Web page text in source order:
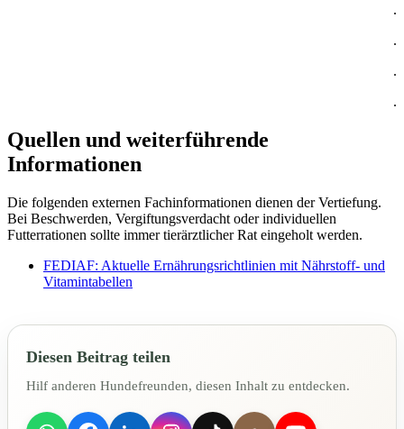
.
.
.
.
Quellen und weiterführende
Informationen
Die folgenden externen Fachinformationen dienen der Vertiefung.
Bei Beschwerden, Vergiftungsverdacht oder individuellen
Futterrationen sollte immer tierärztlicher Rat eingeholt werden.
FEDIAF: Aktuelle Ernährungsrichtlinien mit Nährstoff- und
Vitamintabellen
Diesen Beitrag teilen
Hilf anderen Hundefreunden, diesen Inhalt zu entdecken.